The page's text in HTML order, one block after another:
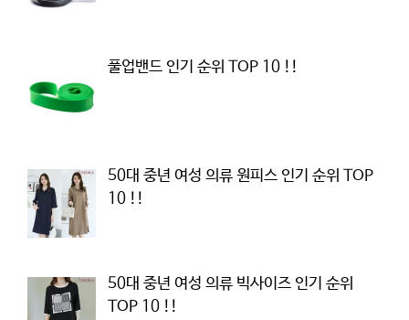
풀업밴드 인기 순위 TOP 10 !!
50대 중년 여성 의류 원피스 인기 순위 TOP
10 !!
50대 중년 여성 의류 빅사이즈 인기 순위
TOP 10 !!